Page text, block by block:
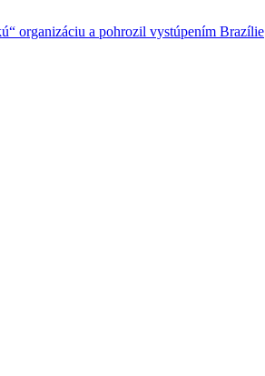
organizáciu a pohrozil vystúpením Brazílie